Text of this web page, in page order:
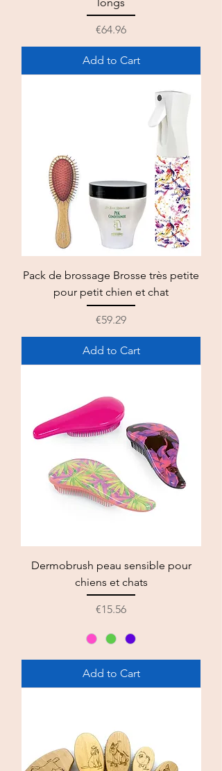
Price
€64.96
Add to Cart
Pack de brossage Brosse très petite
pour petit chien et chat
Price
€59.29
Add to Cart
Dermobrush peau sensible pour
chiens et chats
Price
€15.56
Add to Cart